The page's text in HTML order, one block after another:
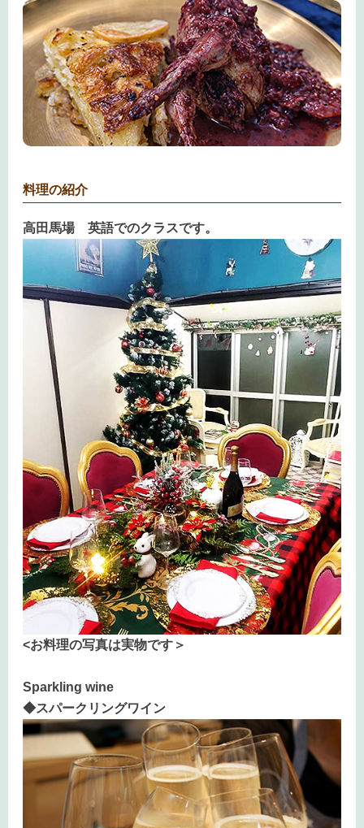
料理の紹介
高田馬場 英語でのクラスです。
<お料理の写真は実物です＞
Sparkling wine
◆スパークリングワイン